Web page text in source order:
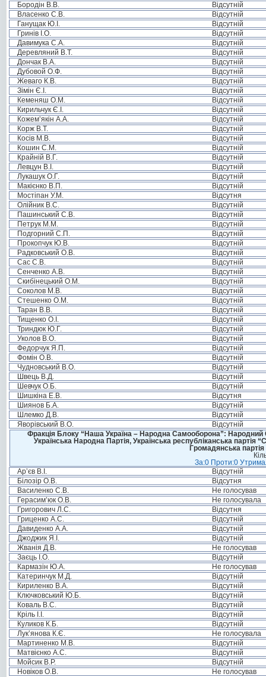
Бородін В.В.
Відсутній
Власенко С.В.
Відсутній
Ганущак Ю.І.
Відсутній
Гринів І.О.
Відсутній
Давимука С.А.
Відсутній
Деревляний В.Т.
Відсутній
Дончак В.А.
Відсутній
Дубовой О.Ф.
Відсутній
Жеваго К.В.
Відсутній
Зімін Є.І.
Відсутній
Кеменяш О.М.
Відсутній
Кирильчук Є.І.
Відсутній
Кожем’якін А.А.
Відсутній
Корж В.Т.
Відсутній
Косів М.В.
Відсутній
Кошин С.М.
Відсутній
Крайній В.Г.
Відсутній
Левцун В.І.
Відсутній
Лукашук О.Г.
Відсутній
Макієнко В.П.
Відсутній
Мостіпан У.М.
Відсутня
Олійник В.С.
Відсутній
Пашинський С.В.
Відсутній
Петрук М.М.
Відсутній
Подгорний С.П.
Відсутній
Прокопчук Ю.В.
Відсутній
Радковський О.В.
Відсутній
Сас С.В.
Відсутній
Сенченко А.В.
Відсутній
Скибінецький О.М.
Відсутній
Соколов М.В.
Відсутній
Стешенко О.М.
Відсутній
Таран В.В.
Відсутній
Тищенко О.І.
Відсутній
Триндюк Ю.Г.
Відсутній
Уколов В.О.
Відсутній
Федорчук Я.П.
Відсутній
Фомін О.В.
Відсутній
Чудновський В.О.
Відсутній
Швець В.Д.
Відсутній
Шевчук О.Б.
Відсутній
Шишкіна Е.В.
Відсутня
Шиянов Б.А.
Відсутній
Шлемко Д.В.
Відсутній
Яворівський В.О.
Відсутній
Фракція Блоку “Наша Україна – Народна Самооборона”: Народний
Українська Народна Партія, Українська республіканська
Громадянська
За:0 Проти:0
Ар’єв В.І.
Відсутній
Білозір О.В.
Відсутня
Василенко С.В.
Не голосував
Герасим’юк О.В.
Не голосувала
Григорович Л.С.
Відсутня
Гриценко А.С.
Відсутній
Давиденко А.А.
Відсутній
Джоджик Я.І.
Відсутній
Жванія Д.В.
Не голосував
Заєць І.О.
Відсутній
Кармазін Ю.А.
Не голосував
Катеринчук М.Д.
Відсутній
Кириленко В.А.
Відсутній
Ключковський Ю.Б.
Відсутній
Коваль В.С.
Відсутній
Кріль І.І.
Відсутній
Куликов К.Б.
Відсутній
Лук’янова К.Є.
Не голосувала
Мартиненко М.В.
Відсутній
Матвієнко А.С.
Відсутній
Мойсик В.Р.
Відсутній
Новіков О.В.
Не голосував